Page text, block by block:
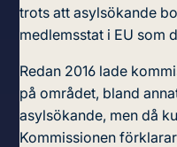
trots att asylsökande
medlemsstat i EU som
Redan 2016 lade
på området, bland
asylsökande, men då
Kommissionen